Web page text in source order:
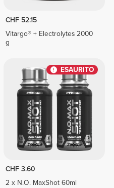
CHF 52.15
Vitargo® + Electrolytes 2000
g
ESAURITO
CHF 3.60
2 x N.O. MaxShot 60ml